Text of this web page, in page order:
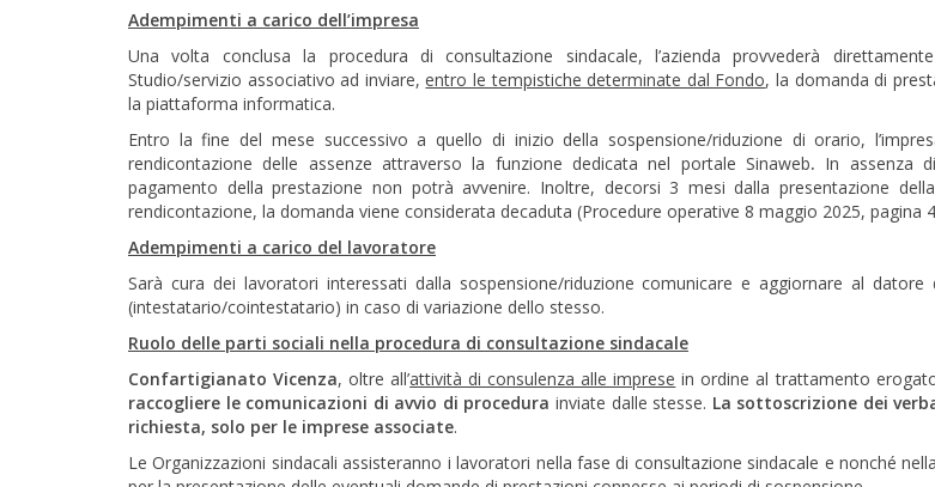
Adempimenti a carico dell’impresa
Una volta conclusa la procedura di consultazione sindacale, l’azienda provvederà
Studio/servizio associativo ad inviare,entro le tempistiche determinate dal Fondo, la domanda di
la piattaforma informatica.
Entro la fine del mese successivo a quello di inizio della sospensione/riduzione di orario,
rendicontazione delle assenze attraverso la funzione dedicata nel portale Sinaweb. In assenza
pagamento della prestazione non potrà avvenire. Inoltre, decorsi 3 mesi dalla presentazione
rendicontazione, la domanda viene considerata decaduta (Procedure operative 8 maggio 2025, pagina
Adempimenti a carico del lavoratore
Sarà cura dei lavoratori interessati dalla sospensione/riduzione comunicare e aggiornare al
(intestatario/cointestatario) in caso di variazione dello stesso.
Ruolo delle parti sociali nella procedura di consultazione sindacale
Confartigianato Vicenza, oltre all’attività di consulenza alle imprese in ordine al trattamento
raccogliere le comunicazioni di avvio di procedura inviate dalle stesse. La sottoscrizione dei
richiesta, solo per le imprese associate.
Le Organizzazioni sindacali assisteranno i lavoratori nella fase di consultazione sindacale e nonché